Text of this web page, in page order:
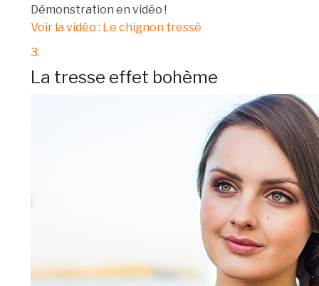
Démonstration en vidéo !
Voir la vidéo : Le chignon tressé
3.
La tresse effet bohème